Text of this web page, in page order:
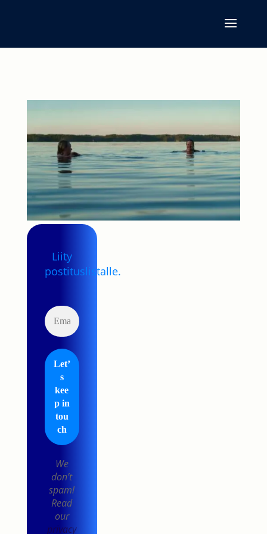
Liity
postituslistalle.
We
don’t
spam!
Read
our
privacy